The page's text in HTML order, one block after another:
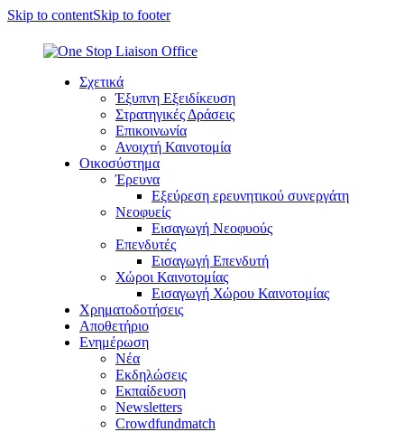
Skip to contentSkip to footer
Σχετικά
Έξυπνη Εξειδίκευση
Στρατηγικές Δράσεις
Επικοινωνία
Ανοιχτή Καινοτομία
Οικοσύστημα
Έρευνα
Εξεύρεση ερευνητικού συνεργάτη
Νεοφυείς
Εισαγωγή Νεοφυούς
Επενδυτές
Εισαγωγή Επενδυτή
Χώροι Καινοτομίας
Εισαγωγή Χώρου Καινοτομίας
Χρηματοδοτήσεις
Αποθετήριο
Ενημέρωση
Νέα
Εκδηλώσεις
Εκπαίδευση
Newsletters
Crowdfundmatch